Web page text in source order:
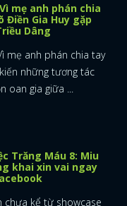
mẹ anh phán chia
Điền Gia Huy gặp
Dâng
mẹ anh phán chia tay
những tương tác
oan gia giữa ...
Trăng Máu 8: Miu
khai xin vai ngay
chưa kể từ showcase